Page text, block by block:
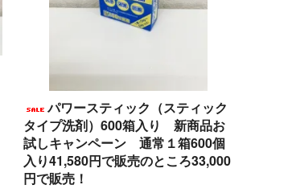
パワースティック（スティック
タイプ洗剤）600箱入り 新商品お
試しキャンペーン 通常１箱600個
入り41,580円で販売のところ33,000
円で販売！